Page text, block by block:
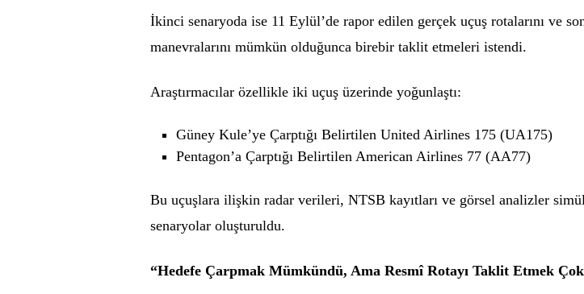
İkinci senaryoda ise 11 Eylül’de rapor edilen gerçek uçuş rotalarını ve
manevralarını mümkün olduğunca birebir taklit etmeleri istendi.
Araştırmacılar özellikle iki uçuş üzerinde yoğunlaştı:
Güney Kule’ye Çarptığı Belirtilen United Airlines 175 (UA175)
Pentagon’a Çarptığı Belirtilen American Airlines 77 (AA77)
Bu uçuşlara ilişkin radar verileri, NTSB kayıtları ve görsel analizler
senaryolar oluşturuldu.
“Hedefe Çarpmak Mümkündü, Ama Resmî Rotayı Taklit Etmek